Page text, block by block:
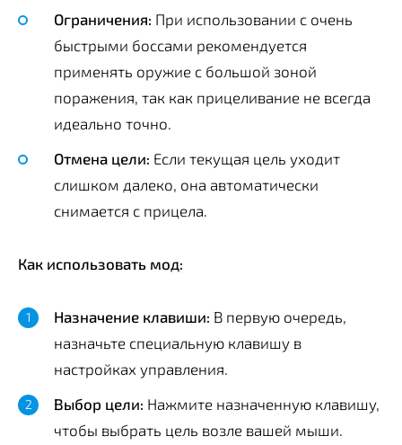
Ограничения: При использовании с очень
быстрыми боссами рекомендуется
применять оружие с большой зоной
поражения, так как прицеливание не всегда
идеально точно.
Отмена цели: Если текущая цель уходит
слишком далеко, она автоматически
снимается с прицела.
Как использовать мод:
Назначение клавиши: В первую очередь,
назначьте специальную клавишу в
настройках управления.
Выбор цели: Нажмите назначенную клавишу,
чтобы выбрать цель возле вашей мыши.